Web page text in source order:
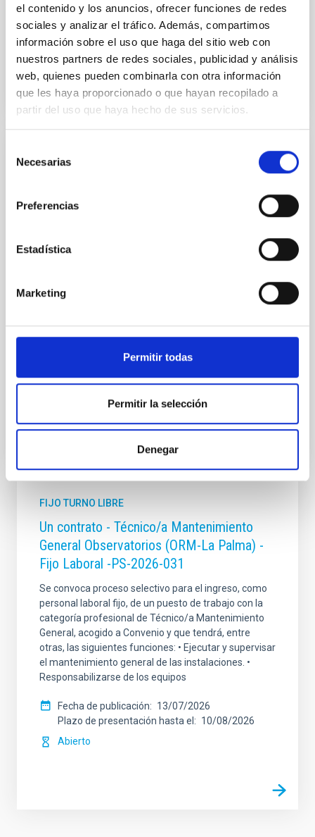
el contenido y los anuncios, ofrecer funciones de redes
sociales y analizar el tráfico. Además, compartimos
información sobre el uso que haga del sitio web con
nuestros partners de redes sociales, publicidad y análisis
web, quienes pueden combinarla con otra información
que les haya proporcionado o que hayan recopilado a
partir del uso que haya hecho de sus servicios.
Necesarias
Preferencias
Estadística
Marketing
Permitir todas
Permitir la selección
Denegar
Fecha de publicación
17/07/2026
Plazo de presentación hasta el
07/08/2026
En proceso
FIJO TURNO LIBRE
Especialidad Mecánica- Fijo Laboral - PS-
Se convoca proceso selectivo para el ingreso, como
personal laboral fijo, de un puesto de trabajo con la
al Convenio y que tendrá, entre otras, las siguientes
funciones: Realización de trabajos de fabricación
Fecha de publicación
13/07/2026
FIJO TURNO LIBRE
Un contrato - Técnico/a Mantenimiento
General Observatorios (ORM-La Palma) -
Fijo Laboral -PS-2026-031
Se convoca proceso selectivo para el ingreso, como
personal laboral fijo, de un puesto de trabajo con la
categoría profesional de Técnico/a Mantenimiento
General, acogido a Convenio y que tendrá, entre
otras, las siguientes funciones: • Ejecutar y supervisar
el mantenimiento general de las instalaciones. •
Responsabilizarse de los equipos
Fecha de publicación
13/07/2026
Plazo de presentación hasta el
10/08/2026
Abierto